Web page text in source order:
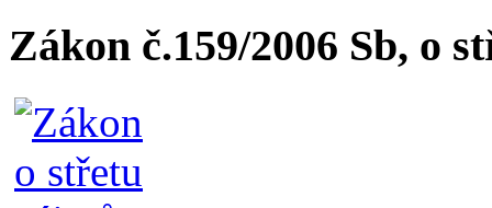
Zákon č.159/2006 Sb, o